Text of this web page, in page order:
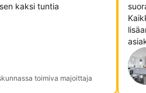
kaksi tuntia
toimiva majoittaja